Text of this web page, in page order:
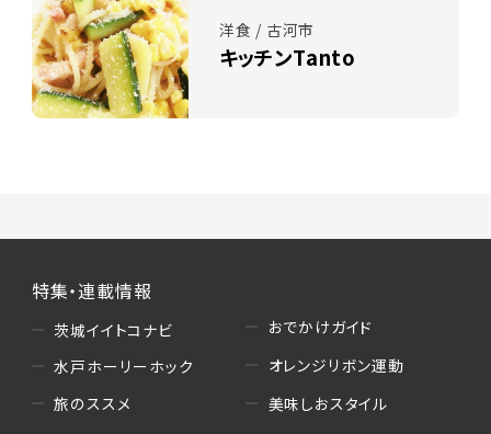
洋食 / 古河市
キッチンTanto
特集・連載情報
茨城イイトコナビ
水戸ホーリーホック
旅のススメ
おでかけガイド
オレンジリボン運動
美味しおスタイル